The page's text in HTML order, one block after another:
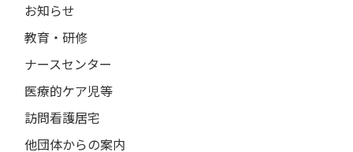
お知らせ
教育・研修
ナースセンター
医療的ケア児等
訪問看護居宅
他団体からの案内